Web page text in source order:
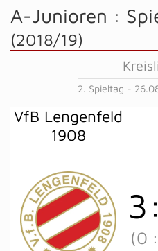
A-Junioren :
(2018/19)
2. Spieltag -
VfB Lengenfeld
1908
3 :
(0 :